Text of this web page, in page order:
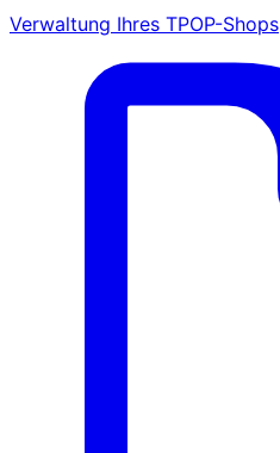
Verwaltung Ihres TPOP-Shops